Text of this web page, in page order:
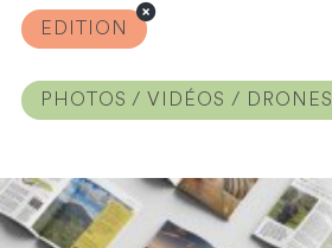
EDITION
PHOTOS / VIDÉOS / DRONES